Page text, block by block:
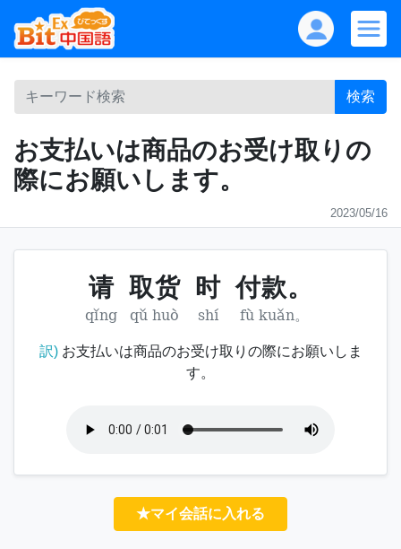
検索
お支払いは商品のお受け取りの
際にお願いします。
2023/05/16
请 取货 时 付款。
qǐng qǔ huò shí fù kuǎn。
訳)お支払いは商品のお受け取りの際にお願いしま
す。
★マイ会話に入れる